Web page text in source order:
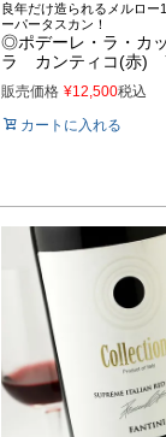
良年だけ造られるメルロー
ーパータスカン！
◎ポデーレ・ラ・カ
ラ カンティコ(赤)
販売価格 ¥12,500税込
カートに入れる